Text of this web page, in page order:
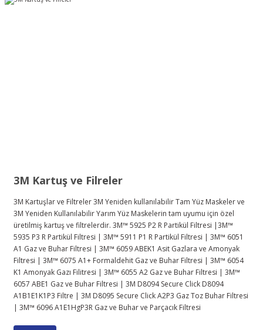
3M Kartuş ve Filreler
3M Kartuşlar ve Filtreler 3M Yeniden kullanılabilir Tam Yüz Maskeler ve
3M Yeniden Kullanılabilir Yarım Yüz Maskelerin tam uyumu için özel
üretilmiş kartuş ve filtrelerdir. 3M™ 5925 P2 R Partikül Filtresi |3M™
5935 P3 R Partikül Filtresi | 3M™ 5911 P1 R Partikül Filtresi | 3M™ 6051
A1 Gaz ve Buhar Filtresi | 3M™ 6059 ABEK1 Asit Gazlara ve Amonyak
Filtresi | 3M™ 6075 A1+ Formaldehit Gaz ve Buhar Filtresi | 3M™ 6054
K1 Amonyak Gazı Filitresi | 3M™ 6055 A2 Gaz ve Buhar Filtresi | 3M™
6057 ABE1 Gaz ve Buhar Filtresi | 3M D8094 Secure Click D8094
A1B1E1K1P3 Filtre | 3M D8095 Secure Click A2P3 Gaz Toz Buhar Filtresi
| 3M™ 6096 A1E1HgP3R Gaz ve Buhar ve Parçacık Filtresi